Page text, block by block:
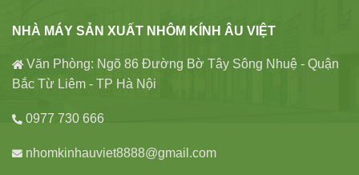
NHÀ MÁY SẢN XUẤT NHÔM KÍNH ÂU VIỆT
Văn Phòng: Ngõ 86 Đường Bờ Tây Sông Nhuệ - Quận
Bắc Từ Liêm - TP Hà Nội
0977 730 666
nhomkinhauviet8888@gmail.com